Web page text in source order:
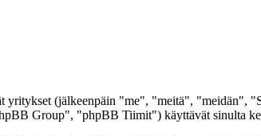
yritykset (jälkeenpäin "me", "meitä", "meidän",
Group", "phpBB Tiimit") käyttävät sinulta